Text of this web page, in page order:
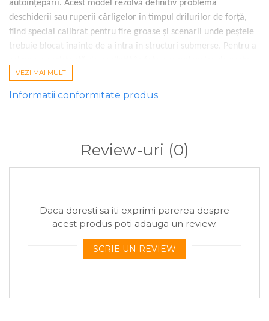
autoînțepării. Acest model rezolvă definitiv problema
deschiderii sau ruperii cârligelor în timpul drilurilor de forță,
fiind special calibrat pentru fire groase și scenarii unde peștele
trebuie blocat înainte de a intra în structuri submerse. Pentru a
10kg, adaugă plicul de cârlige Hayabusa K1-XS în coșul tău de
cumpărături
carbon 80 forjat
Penetrare instantanee asigurată de vârful Aero Point ascuțit
Mecanică impecabilă pentru prezentări de tip Blowback Rig
sau montura clasică
VEZI MAI MULT
Informatii conformitate produs
Review-uri (0)
Daca doresti sa iti exprimi parerea despre
acest produs poti adauga un review.
SCRIE UN REVIEW